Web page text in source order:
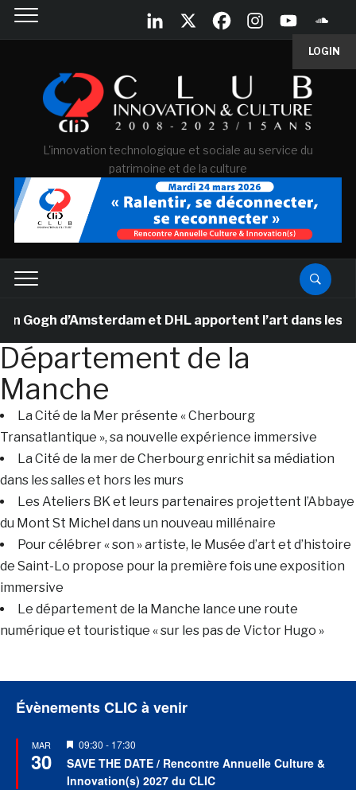
LOGIN
L'innovation technologique et sociale au service du
patrimoine et de la culture
d’Amsterdam et DHL apportent l’art dans les
Département de la
Manche
La Cité de la Mer présente « Cherbourg
Transatlantique », sa nouvelle expérience immersive
La Cité de la mer de Cherbourg enrichit sa médiation
dans les salles et hors les murs
Les Ateliers BK et leurs partenaires projettent l’Abbaye
du Mont St Michel dans un nouveau millénaire
Pour célébrer « son » artiste, le Musée d’art et d’histoire
de Saint-Lo propose pour la première fois une exposition
immersive
Le département de la Manche lance une route
numérique et touristique « sur les pas de Victor Hugo »
Évènements CLIC à venir
MAR
30
Mis
en
avant
09:30 - 17:30
SAVE THE DATE / Rencontre Annuelle Culture &
Innovation(s) 2027 du CLIC